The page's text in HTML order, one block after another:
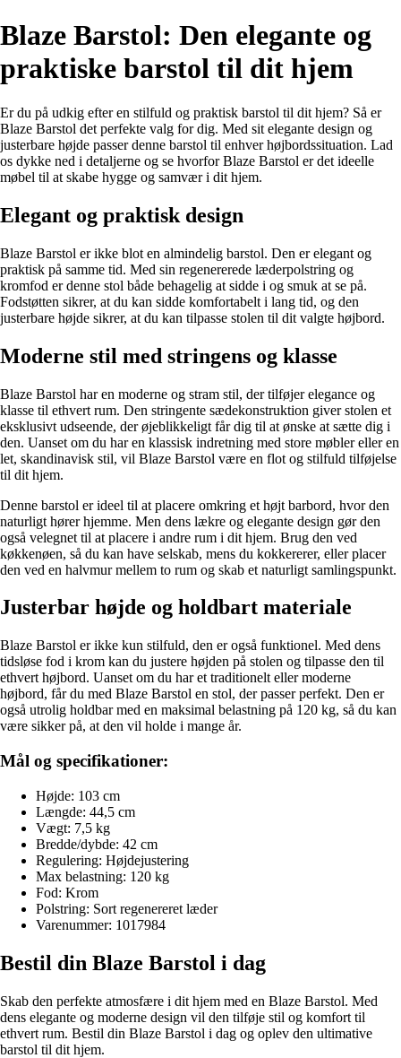
Blaze Barstol: Den elegante og
praktiske barstol til dit hjem
Er du på udkig efter en stilfuld og praktisk barstol til dit hjem? Så er
Blaze Barstol det perfekte valg for dig. Med sit elegante design og
justerbare højde passer denne barstol til enhver højbordssituation. Lad
os dykke ned i detaljerne og se hvorfor Blaze Barstol er det ideelle
møbel til at skabe hygge og samvær i dit hjem.
Elegant og praktisk design
Blaze Barstol er ikke blot en almindelig barstol. Den er elegant og
praktisk på samme tid. Med sin regenererede læderpolstring og
kromfod er denne stol både behagelig at sidde i og smuk at se på.
Fodstøtten sikrer, at du kan sidde komfortabelt i lang tid, og den
justerbare højde sikrer, at du kan tilpasse stolen til dit valgte højbord.
Moderne stil med stringens og klasse
Blaze Barstol har en moderne og stram stil, der tilføjer elegance og
klasse til ethvert rum. Den stringente sædekonstruktion giver stolen et
eksklusivt udseende, der øjeblikkeligt får dig til at ønske at sætte dig i
den. Uanset om du har en klassisk indretning med store møbler eller en
let, skandinavisk stil, vil Blaze Barstol være en flot og stilfuld tilføjelse
til dit hjem.
Denne barstol er ideel til at placere omkring et højt barbord, hvor den
naturligt hører hjemme. Men dens lækre og elegante design gør den
også velegnet til at placere i andre rum i dit hjem. Brug den ved
køkkenøen, så du kan have selskab, mens du kokkererer, eller placer
den ved en halvmur mellem to rum og skab et naturligt samlingspunkt.
Justerbar højde og holdbart materiale
Blaze Barstol er ikke kun stilfuld, den er også funktionel. Med dens
tidsløse fod i krom kan du justere højden på stolen og tilpasse den til
ethvert højbord. Uanset om du har et traditionelt eller moderne
højbord, får du med Blaze Barstol en stol, der passer perfekt. Den er
også utrolig holdbar med en maksimal belastning på 120 kg, så du kan
være sikker på, at den vil holde i mange år.
Mål og specifikationer:
Højde: 103 cm
Længde: 44,5 cm
Vægt: 7,5 kg
Bredde/dybde: 42 cm
Regulering: Højdejustering
Max belastning: 120 kg
Fod: Krom
Polstring: Sort regenereret læder
Varenummer: 1017984
Bestil din Blaze Barstol i dag
Skab den perfekte atmosfære i dit hjem med en Blaze Barstol. Med
dens elegante og moderne design vil den tilføje stil og komfort til
ethvert rum. Bestil din Blaze Barstol i dag og oplev den ultimative
barstol til dit hjem.